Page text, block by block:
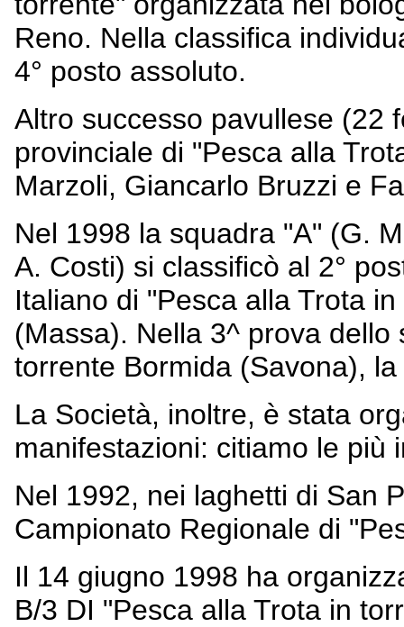
Reno. Nella classifica
4° posto assoluto.
Altro successo pavullese (22
provinciale di "Pesca alla
Marzoli, Giancarlo Bruzzi e
Nel 1998 la squadra "A" (G.
A. Costi) si classificò al 2°
Italiano di "Pesca alla Trota
(Massa). Nella 3^ prova
torrente Bormida (Savona),
La Società, inoltre, è stata
manifestazioni: citiamo le più
Nel 1992, nei laghetti di San
Campionato Regionale di
Il 14 giugno 1998 ha
B/3 DI "Pesca alla Trota in